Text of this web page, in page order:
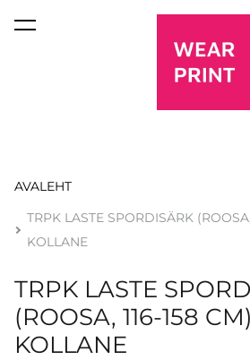
lisati ostukorvi.
AVALEHT
TRPK LASTE SPORDISÄRK
KOLLANE
TRPK LASTE
(ROOSA, 116-158
KOLLANE